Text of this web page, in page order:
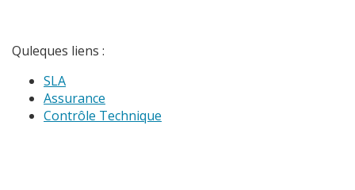
Quleques liens :
SLA
Assurance
Contrôle Technique